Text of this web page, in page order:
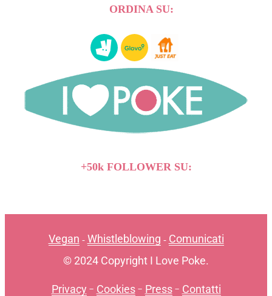
ORDINA SU:
+50k FOLLOWER SU:
Vegan - Whistleblowing - Comunicati
© 2024 Copyright I Love Poke.
Privacy - Cookies- Press- Contatti